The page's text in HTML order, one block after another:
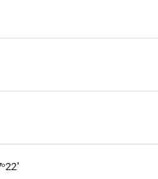
o22'